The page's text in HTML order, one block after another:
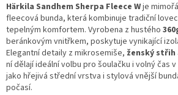
Härkila Sandhem Sherpa Fleece Wje
fleecová bunda, která kombinuje tradiční
tepelným komfortem. Vyrobena z hustého
beránkovým vnitřkem, poskytuje vynikající
Elegantní detaily z mikrosemiše, ženský střih
ní dělají ideální volbu pro šoulačku i volný čas
jako hřejivá střední vrstva i stylová vnější
počasí.